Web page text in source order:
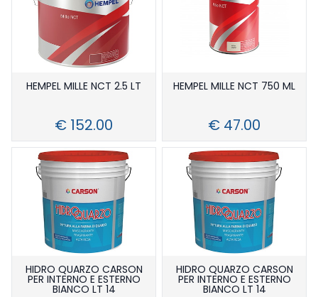
HEMPEL MILLE NCT 2.5 LT
€ 152.00
HEMPEL MILLE NCT 750 ML
€ 47.00
HIDRO QUARZO CARSON
PER INTERNO E ESTERNO
BIANCO LT 14
HIDRO QUARZO CARSON
PER INTERNO E ESTERNO
BIANCO LT 14